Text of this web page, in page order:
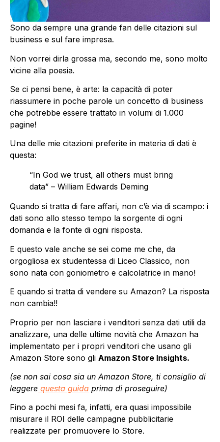
Sono da sempre una grande fan delle citazioni sul
business e sul fare impresa.
Non vorrei dirla grossa ma, secondo me, sono molto
vicine alla poesia.
Se ci pensi bene, è arte: la capacità di poter
riassumere in poche parole un concetto di business
che potrebbe essere trattato in volumi di 1.000
pagine!
Una delle mie citazioni preferite in materia di dati è
questa:
“In God we trust, all others must bring
data” – William Edwards Deming
Quando si tratta di fare affari, non c’è via di scampo: i
dati sono allo stesso tempo la sorgente di ogni
domanda e la fonte di ogni risposta.
E questo vale anche se sei come me che, da
orgogliosa ex studentessa di Liceo Classico, non
sono nata con goniometro e calcolatrice in mano!
E quando si tratta di vendere su Amazon? La risposta
non cambia!!
Proprio per non lasciare i venditori senza dati utili da
analizzare, una delle ultime novità che Amazon ha
implementato per i propri venditori che usano gli
Amazon Store sono gli Amazon Store Insights.
(se non sai cosa sia un Amazon Store, ti consiglio di
leggere questa guida prima di proseguire)
Fino a pochi mesi fa, infatti, era quasi impossibile
misurare il ROI delle campagne pubblicitarie
realizzate per promuovere lo Store.